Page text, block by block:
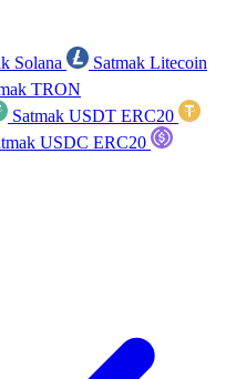
Solana
Satmak Litecoin
TRON
Satmak USDT ERC20
USDC ERC20